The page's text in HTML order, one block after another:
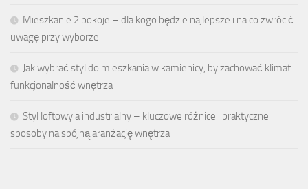
Mieszkanie 2 pokoje – dla kogo będzie najlepsze i na co zwrócić
uwagę przy wyborze
Jak wybrać styl do mieszkania w kamienicy, by zachować klimat i
funkcjonalność wnętrza
Styl loftowy a industrialny – kluczowe różnice i praktyczne
sposoby na spójną aranżację wnętrza